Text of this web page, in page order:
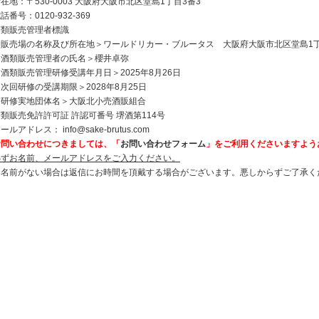
番号：0120-932-369
販売管理者標識
売場の名称及び所在地＞ワールドリカー・ブルータス 大阪府大阪市北区堂島1
類販売管理者の氏名＞櫻井卓弥
類販売管理研修受講年月日＞2025年8月26日
回研修の受講期限＞2028年8月25日
修実地団体名＞大阪北小売酒販組合
販売免許許可証 許認可番号 堺酒第114号
ルアドレス： info@sake-brutus.com
い合わせにつきましては、「お問い合わせフォーム 」をご利用くださいますよう
お名前、メールアドレスをご入力ください。
前がない場合は返信にお時間を頂戴する場合がございます。悪しからずご了承く